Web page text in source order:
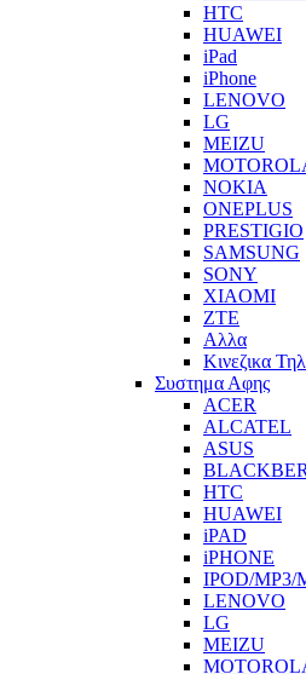
HTC
HUAWEI
iPad
iPhone
LENOVO
LG
MEIZU
NOKIA
ONEPLUS
PRESTIGIO
SAMSUNG
SONY
XIAOMI
ZTE
Αλλα
Κινεζικα
Συστημα Αφης
ACER
ALCATEL
ASUS
HTC
HUAWEI
iPAD
iPHONE
IPOD/MP3/
LENOVO
LG
MEIZU